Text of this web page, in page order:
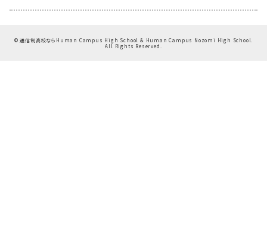
©通信制高校ならHuman Campus High School & Human Campus Nozomi High School.
All Rights Reserved.